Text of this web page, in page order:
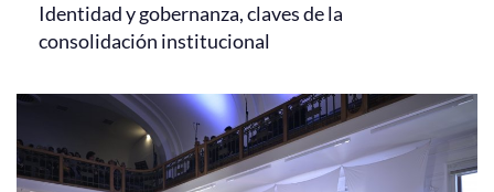
Identidad y gobernanza, claves de la
consolidación institucional